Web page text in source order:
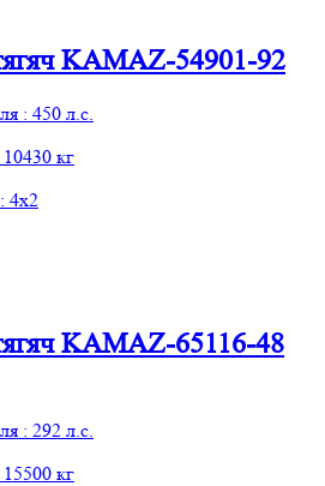
KAMAZ-54901-92
: 450 л.с.
кг
4х2
KAMAZ-65116-48
: 292 л.с.
кг